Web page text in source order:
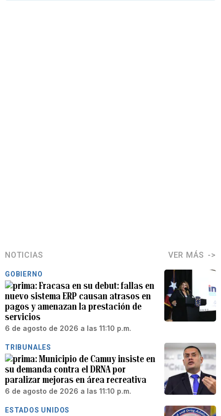
NOTICIAS VER MÁS
GOBIERNO
Fracasa en su debut: fallas en
nuevo sistema ERP causan atrasos en
pagos y amenazan la prestación de
servicios
6 de agosto de 2026 a las 11:10 p.m.
TRIBUNALES
Municipio de Camuy insiste en
su demanda contra el DRNA por
paralizar mejoras en área recreativa
6 de agosto de 2026 a las 11:10 p.m.
ESTADOS UNIDOS